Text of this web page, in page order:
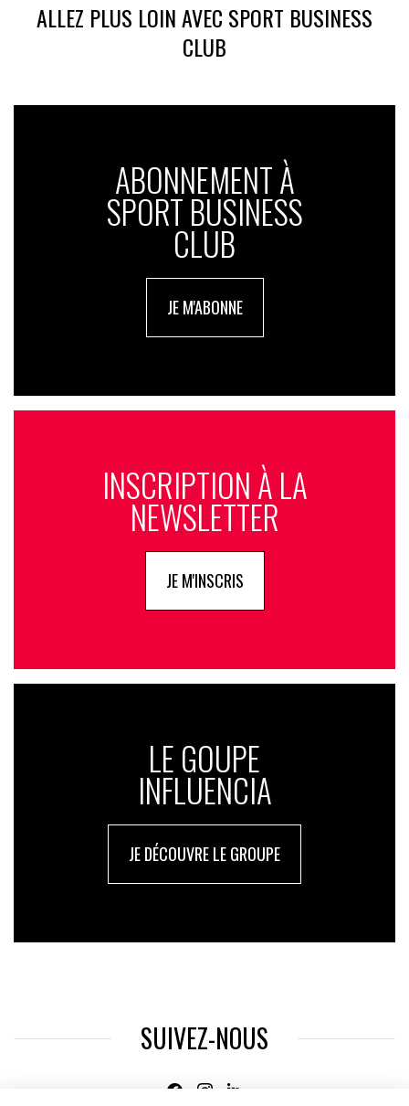
ALLEZ PLUS LOIN AVEC SPORT BUSINESS
CLUB
ABONNEMENT À
SPORT BUSINESS
CLUB
JE M'ABONNE
INSCRIPTION À LA
NEWSLETTER
JE M'INSCRIS
LE GOUPE
INFLUENCIA
JE DÉCOUVRE LE GROUPE
SUIVEZ-NOUS